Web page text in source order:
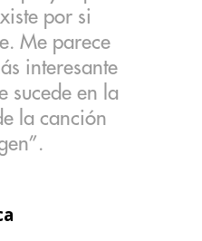
por si
Me parece
interesante
sucede en la
la canción